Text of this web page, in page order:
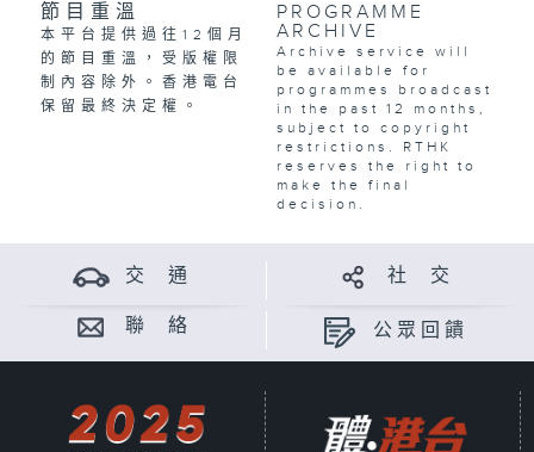
節目重溫
本平台提供過往12個月
的節目重溫，受版權限
制內容除外。香港電台
保留最終決定權。
PROGRAMME
ARCHIVE
Archive service will
be available for
programmes broadcast
in the past 12 months,
subject to copyright
restrictions. RTHK
reserves the right to
make the final
decision.
交 通 社 交
聯 絡 公眾回饋